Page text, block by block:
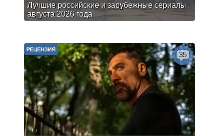
Лучшие российские и зарубежные сериалы
августа 2026 года
РЕЦЕНЗИЯ
35